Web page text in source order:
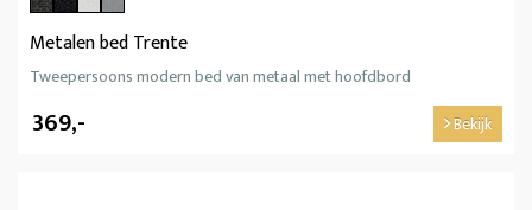
Metalen bed Trente
Tweepersoons modern bed van metaal met hoofdbord
369,- Bekijk